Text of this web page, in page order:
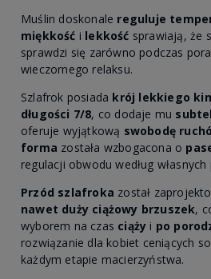
Muślin doskonale reguluje
miękkość i lekkość sprawiają, że
sprawdzi się zarówno podczas
wieczornego relaksu.
Szlafrok posiada krój lekkiego
długości 7/8, co dodaje mu
oferuje wyjątkową swobodę
forma została wzbogacona o
regulacji obwodu według
Przód szlafroka został
nawet duży ciążowy brzuszek,
wyborem na czas ciąży i po
rozwiązanie dla kobiet ceniących
każdym etapie macierzyństwa.